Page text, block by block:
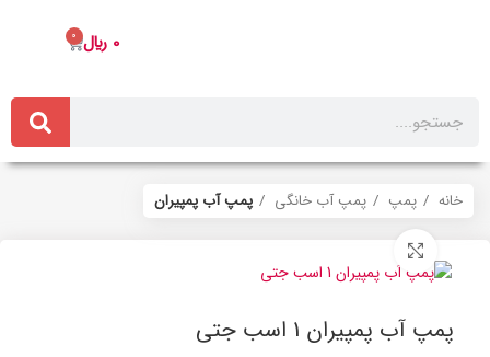
0 ﷼ 0
خانه پمپ پمپ آب خانگی پمپ آب پمپیران
پمپ آب پمپیران 1 اسب جتی